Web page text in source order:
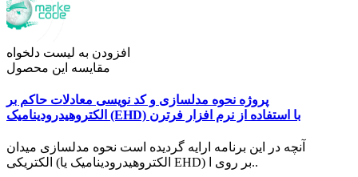
افزودن به لیست دلخواه
مقایسه این محصول
پروژه نحوه مدلسازی و کد نویسی معادلات حاکم بر
الکتروهیدرودینامیک (EHD) با استفاده از نرم افزار فرترن
آنچه در این برنامه ارایه گردیده است نحوه مدلسازی میدان
الکتریکی (الکتروهیدرودینامیک یا EHD) بر روی ا..